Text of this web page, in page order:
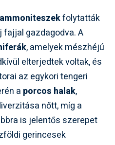
ammoniteszekfolytatták
gazdagodva. A
, amelyek mészhéjú
elterjedtek voltak, és
az egykori tengeri
a porcos halak,
nőtt, míg a
is jelentős szerepet
gerincesek